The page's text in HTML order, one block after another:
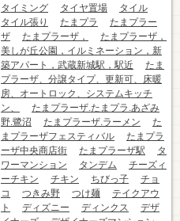
タイミング
タイヤ置場
タイル
タイル張り
たまプラ
たまプラー
ザ
たまプラーザ，
たまプラーザ，
美しが丘公園，イルミネーション，新
築アパート，武蔵新城駅，駅近
たま
プラーザ、分譲タイプ、更新可、床暖
房、オートロック、システムキッチ
ン、
たまプラーザ.たまプラ.あざみ
野.鷺沼
たまプラーザ.ラーメン
た
まプラーザフェスティバル
たまプラ
ーザ中央商店街
たまプラーザ駅
タ
ワーマンション
タンデム
チーズィ
ーチキン
チキン ちびっ子
チョ
コ
つきみ野 つけ麺
テイクアウ
ト
ディズニー ディンクス
デザ